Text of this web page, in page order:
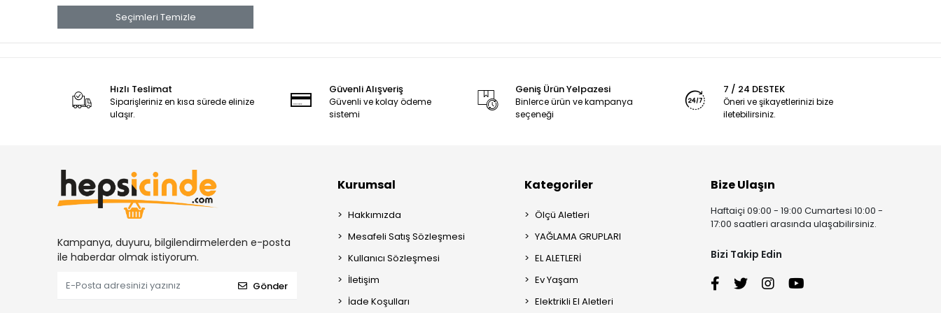
Seçimleri Temizle
Hızlı Teslimat
Siparişleriniz en kısa sürede elinize
ulaşır.
Güvenli Alışveriş
Güvenli ve kolay ödeme
sistemi
Geniş Ürün Yelpazesi
Binlerce ürün ve kampanya
seçeneği
7 / 24 DESTEK
Öneri ve şikayetlerinizi bize
iletebilirsiniz.
Kampanya, duyuru, bilgilendirmelerden e-posta
ile haberdar olmak istiyorum.
Gönder
Kurumsal
Hakkımızda
Mesafeli Satış Sözleşmesi
Kullanıcı Sözleşmesi
İletişim
İade Koşulları
Kategoriler
Ölçü Aletleri
YAĞLAMA GRUPLARI
EL ALETLERİ
Ev Yaşam
Elektrikli El Aletleri
Bize Ulaşın
Haftaiçi 09:00 - 19:00 Cumartesi 10:00 -
17:00 saatleri arasında ulaşabilirsiniz.
Bizi Takip Edin